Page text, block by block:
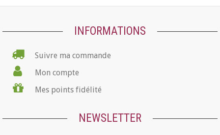
INFORMATIONS
Suivre ma commande
Mon compte
Mes points fidélité
NEWSLETTER